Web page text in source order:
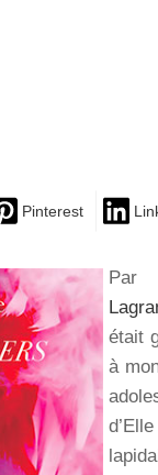
Pinterest
était
à